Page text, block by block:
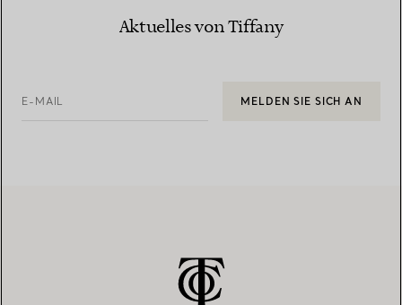
Aktuelles von Tiffany
E-MAIL MELDEN SIE SICH AN